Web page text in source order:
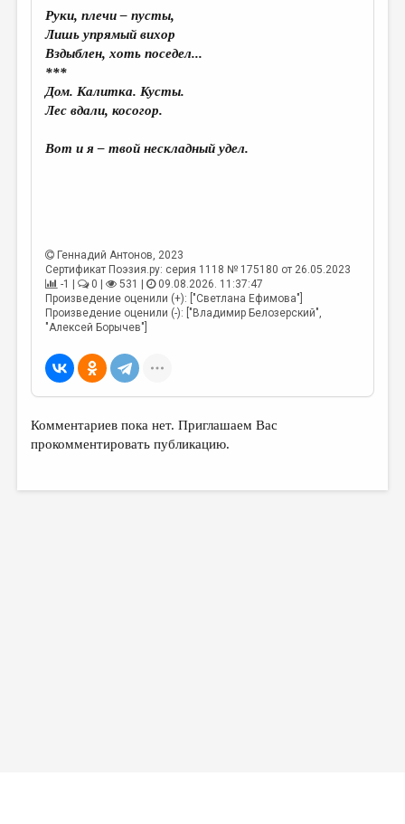
Руки, плечи – пусты,
Лишь упрямый вихор
Вздыблен, хоть поседел...
***
Дом. Калитка. Кусты.
Лес вдали, косогор.
Вот и я – твой нескладный удел.
Геннадий Антонов, 2023
Сертификат Поэзия.ру: серия 1118 № 175180 от 26.05.2023
-1 |
0 | 531 |
09.08.2026. 11:37:47
Произведение оценили (+): ["Светлана Ефимова"]
Произведение оценили (-): ["Владимир Белозерский",
"Алексей Борычев"]
Комментариев пока нет. Приглашаем Вас
прокомментировать публикацию.